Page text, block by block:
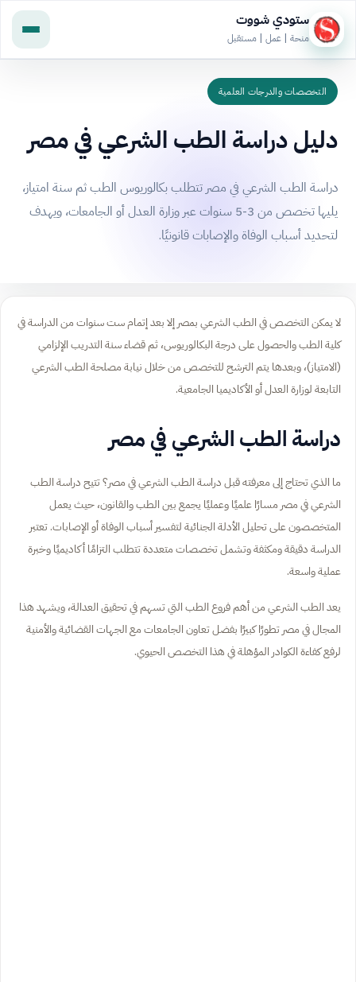
ستودي شووت
منحة | عمل | مستقبل
التخصصات والدرجات العلمية
دليل دراسة الطب الشرعي في مصر
دراسة الطب الشرعي في مصر تتطلب بكالوريوس الطب ثم سنة امتياز،
يليها تخصص من 3-5 سنوات عبر وزارة العدل أو الجامعات، ويهدف
لتحديد أسباب الوفاة والإصابات قانونيًا.
لا يمكن التخصص في الطب الشرعي بمصر إلا بعد إتمام ست سنوات من الدراسة في
كلية الطب والحصول على درجة البكالوريوس، ثم قضاء سنة التدريب الإلزامي
(الامتياز)، وبعدها يتم الترشح للتخصص من خلال نيابة مصلحة الطب الشرعي
التابعة لوزارة العدل أو الأكاديميا الجامعية.
دراسة الطب الشرعي في مصر
ما الذي تحتاج إلى معرفته قبل دراسة الطب الشرعي في مصر؟ تتيح دراسة الطب
الشرعي في مصر مسارًا علميًا وعمليًا يجمع بين الطب والقانون، حيث يعمل
المتخصصون على تحليل الأدلة الجنائية لتفسير أسباب الوفاة أو الإصابات. تعتبر
الدراسة دقيقة ومكثفة وتشمل تخصصات متعددة تتطلب التزامًا أكاديميًا وخبرة
عملية واسعة.
يعد الطب الشرعي من أهم فروع الطب التي تسهم في تحقيق العدالة، ويشهد هذا
المجال في مصر تطورًا كبيرًا بفضل تعاون الجامعات مع الجهات القضائية والأمنية
لرفع كفاءة الكوادر المؤهلة في هذا التخصص الحيوي.